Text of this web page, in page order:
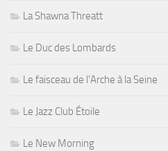
La Shawna Threatt
Le Duc des Lombards
Le faisceau de l'Arche à la Seine
Le Jazz Club Étoile
Le New Morning